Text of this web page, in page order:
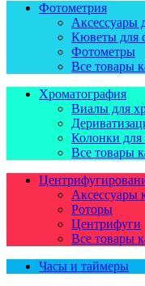
Фотометрия
Аксессуары
Кюветы для
Фотометры
Все товары
Хроматография
Виалы для
Колонки для
Все товары
Аксессуары
Роторы
Центрифуги
Все товары
Часы и таймеры